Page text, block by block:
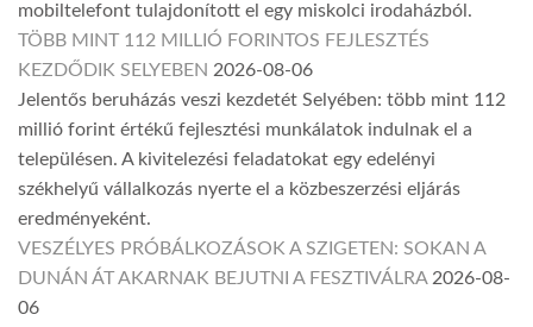
mobiltelefont tulajdonított el egy miskolci irodaházból.
TÖBB MINT 112 MILLIÓ FORINTOS FEJLESZTÉS
KEZDŐDIK SELYEBEN 2026-08-06
Jelentős beruházás veszi kezdetét Selyében: több mint 112
millió forint értékű fejlesztési munkálatok indulnak el a
településen. A kivitelezési feladatokat egy edelényi
székhelyű vállalkozás nyerte el a közbeszerzési eljárás
eredményeként.
VESZÉLYES PRÓBÁLKOZÁSOK A SZIGETEN: SOKAN A
DUNÁN ÁT AKARNAK BEJUTNI A FESZTIVÁLRA 2026-08-
06